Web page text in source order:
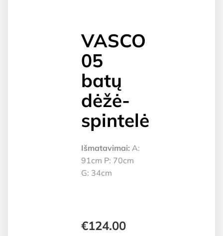
VASCO
05
batų
dėžė-
spintelė
Išmatavimai: A:
91cm P: 70cm
G: 34cm
€124.00